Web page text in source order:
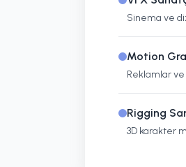
Sinema ve
Motion
Reklamlar
Rigging
3D karakter